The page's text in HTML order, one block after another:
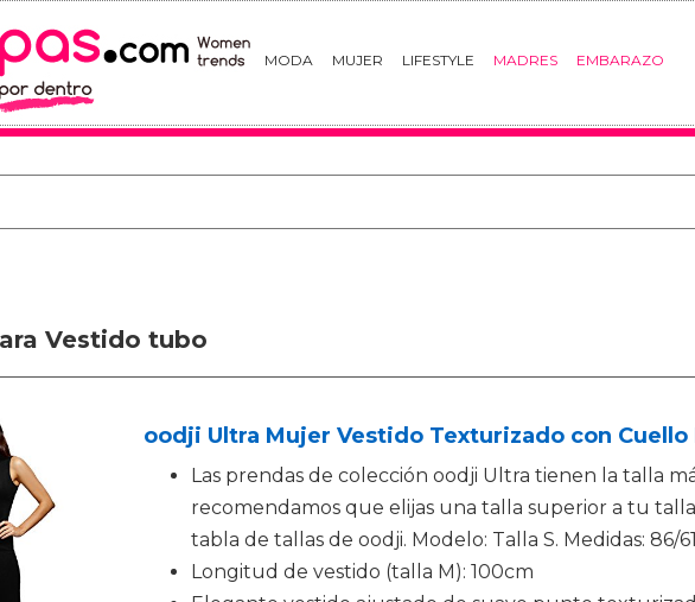
MODA MUJER LIFESTYLE MADRES EMBARAZO
Vestido tubo
oodji Ultra Mujer Vestido Texturizado con Cuello
Las prendas de colección oodji Ultra tienen la talla
recomendamos que elijas una talla superior a tu
tabla de tallas de oodji. Modelo: Talla S. Medidas: 86/
Longitud de vestido (talla M): 100cm